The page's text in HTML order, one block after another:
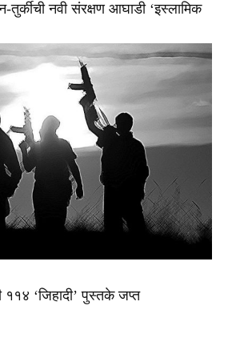
तुर्कीची नवी संरक्षण आघाडी ‘इस्लामिक
११४ ‘जिहादी’ पुस्तके जप्त